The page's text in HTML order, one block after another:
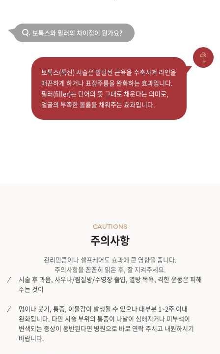
Q. 보톡스와 필러의 차이점이 뭔가요?
보톡스(톡신) 시술은 발달된 근육을 수축시켜 라인을
매끈하게 하거나 표정주름을 완화하는 효과입니다.
필러(filler)는 단어의 뜻 그대로 채운다는 의미로,
얼굴의 부족한 볼륨을 채워주는 효과입니다.
주의사항
CAUTIONS
관리만큼이나 셀프케어도 효과에 큰 영향을 줍니다.
주의사항을 꼼꼼히 읽은 후, 잘 지켜주세요.
시술 후 과음, 사우나/찜질방/수영장 출입, 열탕 목욕, 격한 운동은 피해
주는 것이
멍이나 붓기, 통증, 이물감이 발생될 수 있으나 대부분 1~2주 이내
완화됩니다. 다만 시술 부위의 통증이 나날이 심해지거나 피부색이
변색되는 증상이 동반된다면 병원으로 바로 연락 주시고 내원하시기
바랍니다.